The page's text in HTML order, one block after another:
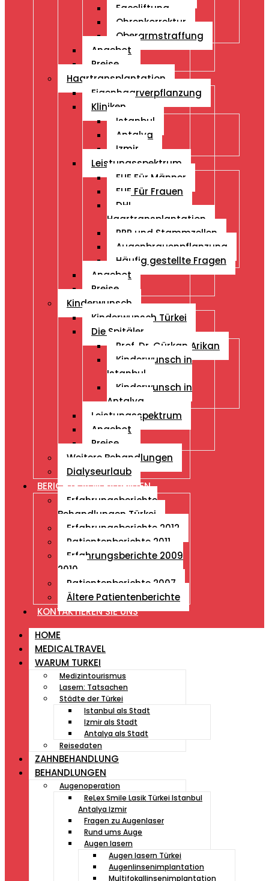
Faceliftung
Ohrenkorrektur
Oberarmstraffung
Angebot
Preise
Haartransplantation
Eigenhaarverpflanzung
Kliniken
Istanbul
Antalya
Izmir
Leistungsspektrum
FUE Für Männer
FUE Für Frauen
DHI
Haartransplantation
PRP und Stammzellen
Augenbrauenpflanzung
Häufig gestellte Fragen
Angebot
Preise
Kinderwunsch
Kinderwunsch Türkei
Die Spitäler
Prof. Dr. Gürkan Arikan
Kinderwunsch in
Istanbul
Kinderwunsch in
Antalya
Leistungsspektrum
Angebot
Preise
Weitere Behandlungen
Dialyseurlaub
BERICHTE VON PATIENTEN
Erfahrungsberichte
Behandlungen Türkei
Erfahrungsberichte 2012
Patientenberichte 2011
Erfahrungsberichte 2009
2010
Patientenberichte 2007
Ältere Patientenberichte
KONTAKTIEREN SIE UNS
HOME
MEDICALTRAVEL
WARUM TURKEI
Medizintourismus
Lasern: Tatsachen
Städte der Türkei
Istanbul als Stadt
Izmir als Stadt
Antalya als Stadt
Reisedaten
ZAHNBEHANDLUNG
BEHANDLUNGEN
Augenoperation
ReLex Smile Lasik Türkei Istanbul
Antalya Izmir
Fragen zu Augenlaser
Rund ums Auge
Augen lasern
Augen lasern Türkei
Augenlinsenimplantation
Multifokallinsenimplantation